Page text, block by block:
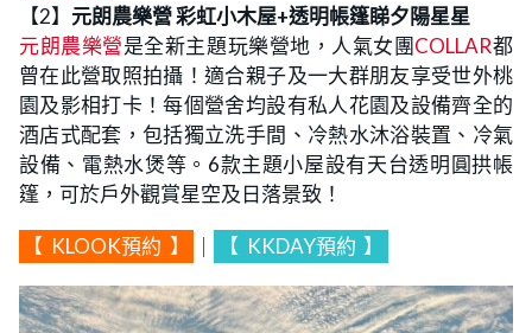
【2】 元朗農樂營 彩虹小木屋+透明帳篷睇夕陽星星
元朗農樂營是全新主題玩樂營地，人氣女團COLLAR都
曾在此營取照拍攝！適合親子及一大群朋友享受世外桃
園及影相打卡！每個營舍均設有私人花園及設備齊全的
酒店式配套，包括獨立洗手間、冷熱水沐浴裝置、冷氣
設備、電熱水煲等。6款主題小屋設有天台透明圓拱帳
篷，可於戶外觀賞星空及日落景致！
【 KLOOK預約 】 【 KKDAY預約 】